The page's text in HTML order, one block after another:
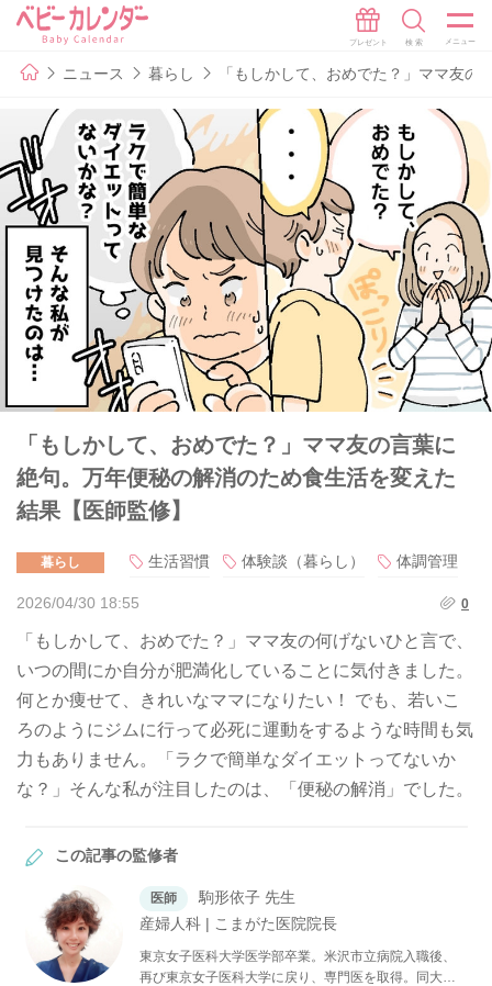
ニュース 暮らし 「もしかして、おめでた？」ママ友
「もしかして、おめでた？」ママ友の言葉に
絶句。万年便秘の解消のため食生活を変えた
結果【医師監修】
暮らし 生活習慣 体験談（暮らし） 体調管理
2026/04/30 18:55 0
「もしかして、おめでた？」ママ友の何げないひと言で、
いつの間にか自分が肥満化していることに気付きました。
何とか痩せて、きれいなママになりたい！ でも、若いこ
ろのようにジムに行って必死に運動をするような時間も気
力もありません。「ラクで簡単なダイエットってないか
な？」そんな私が注目したのは、「便秘の解消」でした。
この記事の監修者
医師
駒形依子 先生
産婦人科 | こまがた医院院長
東京女子医科大学医学部卒業。米沢市立病院入職後、
再び東京女子医科大学に戻り、専門医を取得。同大学